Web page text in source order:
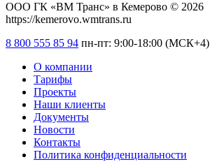
ООО ГК «ВМ Транс» в Кемерово © 2026
https://kemerovo.wmtrans.ru
8 800 555 85 94 пн-пт: 9:00-18:00 (МСК+4)
О компании
Тарифы
Проекты
Наши клиенты
Документы
Новости
Контакты
Политика конфиденциальности